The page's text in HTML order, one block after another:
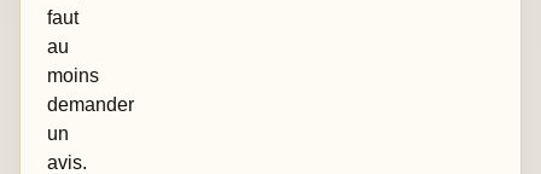
faut
au
moins
demander
un
avis.